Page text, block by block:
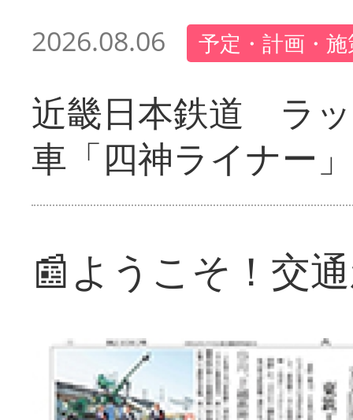
2026.08.06 予定・計画・
近畿日本鉄道 ラ
車「四神ライナー
📰ようこそ！交